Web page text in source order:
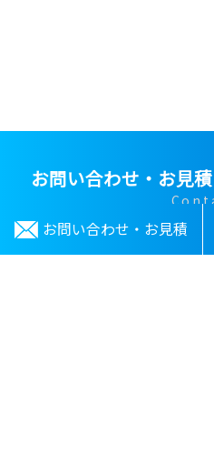
お問い合わせ・お見積
お問い合わせ・お見
詳しく